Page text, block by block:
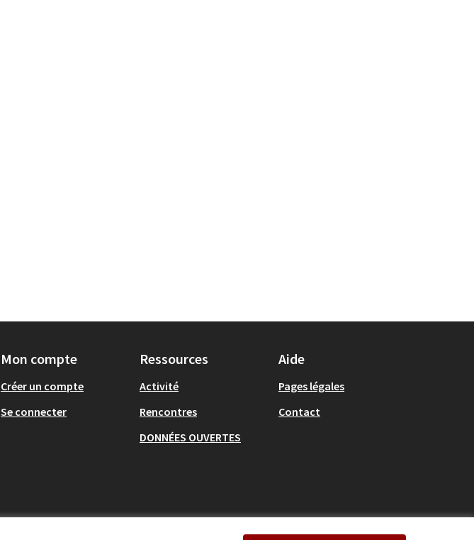
Mon compte
Créer un compte
Se connecter
Ressources
Activité
Rencontres
DONNÉES OUVERTES
Aide
Pages légales
Contact